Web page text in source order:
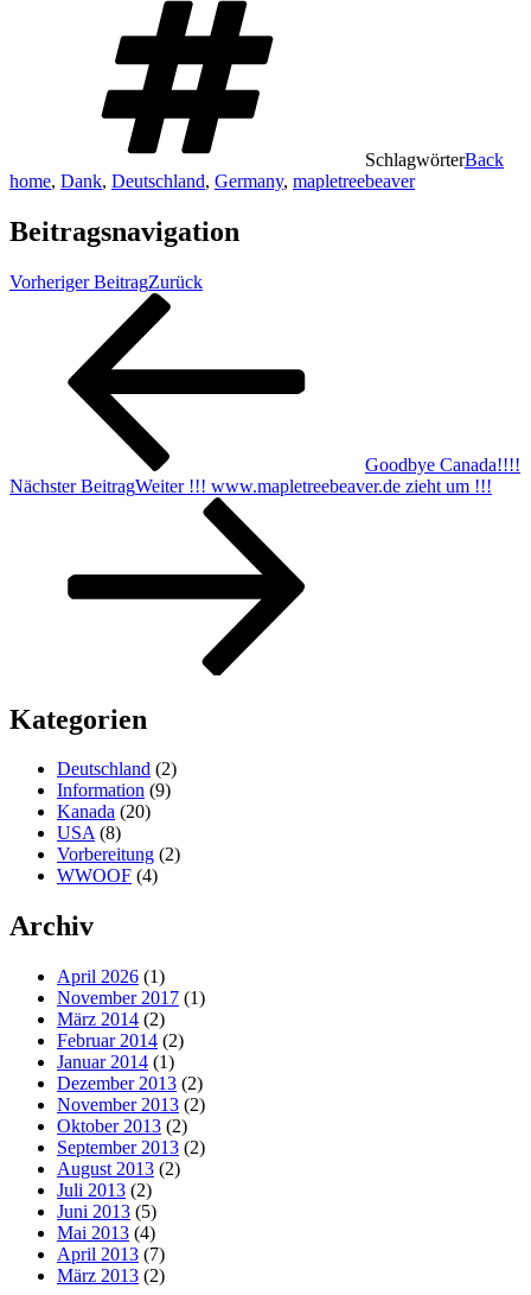
SchlagwörterBack
home, Dank, Deutschland, Germany, mapletreebeaver
Beitragsnavigation
Vorheriger BeitragZurück
Goodbye Canada!!!!
Nächster BeitragWeiter !!! www.mapletreebeaver.de zieht um !!!
Kategorien
Deutschland (2)
Information (9)
Kanada (20)
USA(8)
Vorbereitung (2)
WWOOF (4)
Archiv
April 2026 (1)
November 2017 (1)
März 2014 (2)
Februar 2014 (2)
Januar 2014 (1)
Dezember 2013 (2)
November 2013 (2)
Oktober 2013 (2)
September 2013 (2)
August 2013 (2)
Juli 2013 (2)
Juni 2013 (5)
Mai 2013 (4)
April 2013 (7)
März 2013 (2)